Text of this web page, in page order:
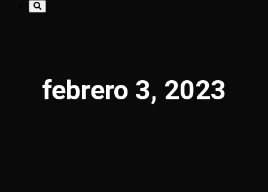
febrero 3, 2023